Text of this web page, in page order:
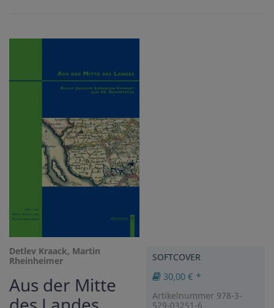
Detlev Kraack, Martin
Rheinheimer
Aus der Mitte
SOFTCOVER
30,00 € *
Artikelnummer 978-3-
529-03251-6